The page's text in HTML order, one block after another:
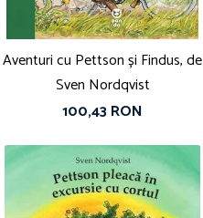
Aventuri cu Pettson și Findus, de
Sven Nordqvist
100,43 RON